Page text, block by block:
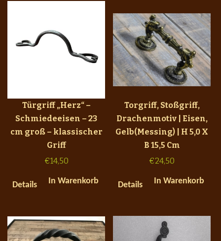
Türgriff „Herz“ –
Schmiedeeisen – 23
cm groß – klassischer
Griff
€14,50
Details In Warenkorb
Torgriff, Stoßgriff,
Drachenmotiv | Eisen,
Gelb(Messing) | H 5,0 X
B 15,5 Cm
€24,50
Details In Warenkorb